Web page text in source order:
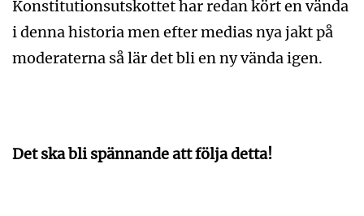
Konstitutionsutskottet har redan kört en vända
i denna historia men efter medias nya jakt på
moderaterna så lär det bli en ny vända igen.
Det ska bli spännande att följa detta!